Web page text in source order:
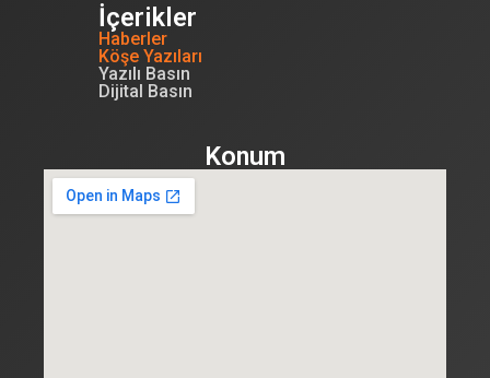
İçerikler
Haberler
Köşe Yazıları
Yazılı Basın
Dijital Basın
Konum